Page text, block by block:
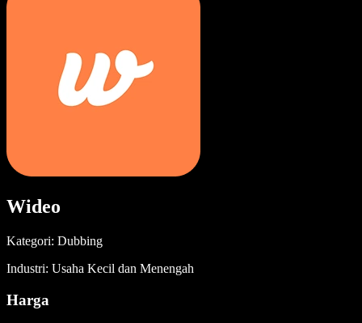
Wideo
Kategori: Dubbing
Industri: Usaha Kecil dan Menengah
Harga